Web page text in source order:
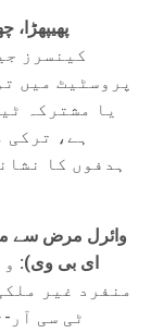
پھیپھڑا،
کینسرز
پروسٹیٹ میں
یا مشترکہ
ہے، ترکی
ہدفوں کا
وائرل مرض سے
ای بی وی):
منفرد غیر
ٹی سی